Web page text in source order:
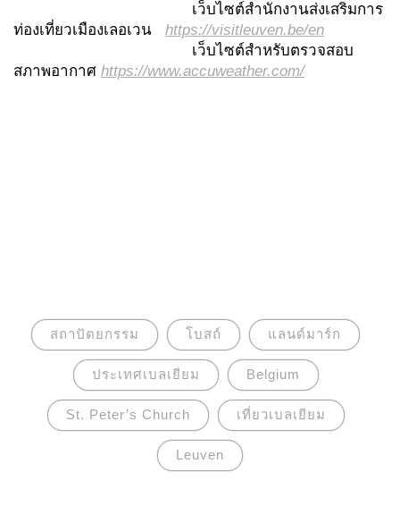
เว็บไซต์สำนักงานส่งเสริมการ
ท่องเที่ยวเมืองเลอเวน https://visitleuven.be/en
เว็บไซต์สำหรับตรวจสอบ
สภาพอากาศ https://www.accuweather.com/
สถาปัตยกรรม โบสถ์ แลนด์มาร์ก
ประเทศเบลเยียม Belgium
St. Peter’s Church เที่ยวเบลเยียม
Leuven